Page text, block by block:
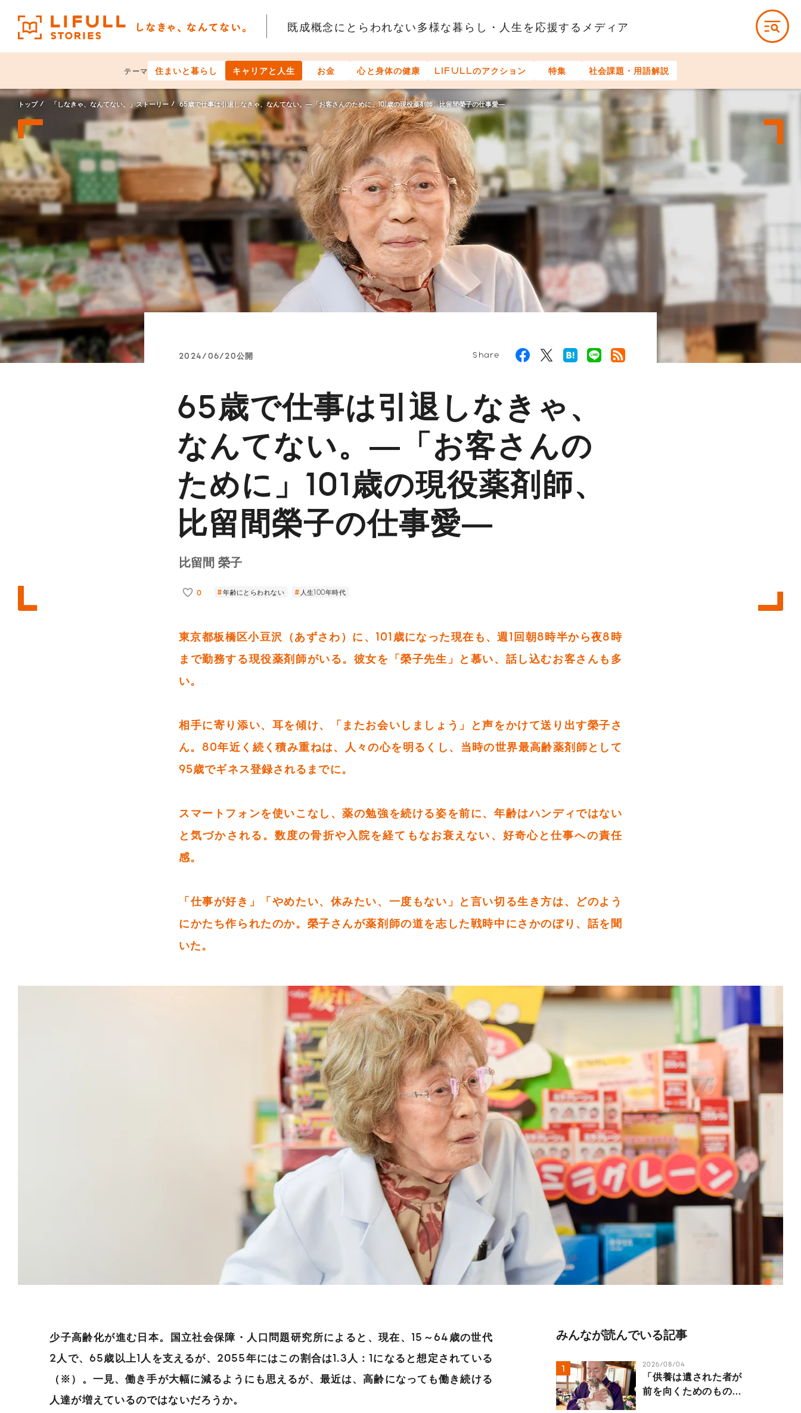
既成概念にとらわれない多様な暮らし・人生を応援するメディア
テーマ 住まいと暮らし キャリアと人生 お金 心と身体の健康 LIFULLのアクション 特集 社会課題・用語解説
トップ 「しなきゃ、なんてない。」ストーリー 65歳で仕事は引退しなきゃ、なんてない。―「お客さんのために」101歳の現役薬剤師、比留間榮子の仕事愛―
2024/06/20公開 Share
65歳で仕事は引退しなきゃ、
なんてない。―「お客さんの
ために」101歳の現役薬剤師、
比留間榮子の仕事愛―
比留間 榮子
0 年齢にとらわれない 人生100年時代
東京都板橋区小豆沢（あずさわ）に、101歳になった現在も、週1回朝8時半から夜8時
まで勤務する現役薬剤師がいる。彼女を「榮子先生」と慕い、話し込むお客さんも多
い。
相手に寄り添い、耳を傾け、「またお会いしましょう」と声をかけて送り出す榮子さ
ん。80年近く続く積み重ねは、人々の心を明るくし、当時の世界最高齢薬剤師として
95歳でギネス登録されるまでに。
スマートフォンを使いこなし、薬の勉強を続ける姿を前に、年齢はハンディではない
と気づかされる。数度の骨折や入院を経てもなお衰えない、好奇心と仕事への責任
感。
「仕事が好き」「やめたい、休みたい、一度もない」と言い切る生き方は、どのよう
にかたち作られたのか。榮子さんが薬剤師の道を志した戦時中にさかのぼり、話を聞
いた。
少子高齢化が進む日本。国立社会保障・人口問題研究所によると、現在、15～64歳の世代
2人で、65歳以上1人を支えるが、2055年にはこの割合は1.3人：1になると想定されている
（※）。一見、働き手が大幅に減るようにも思えるが、最近は、高齢になっても働き続ける
人達が増えているのではないだろうか。
みんなが読んでいる記事
2026/08/04
「供養は遺された者が
前を向くためのもの」